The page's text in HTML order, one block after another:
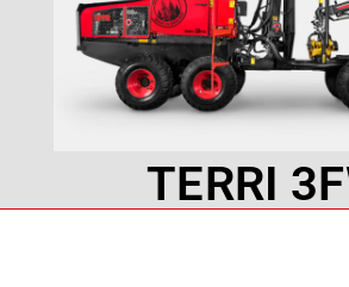
TERRI